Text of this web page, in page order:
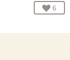
お気
6